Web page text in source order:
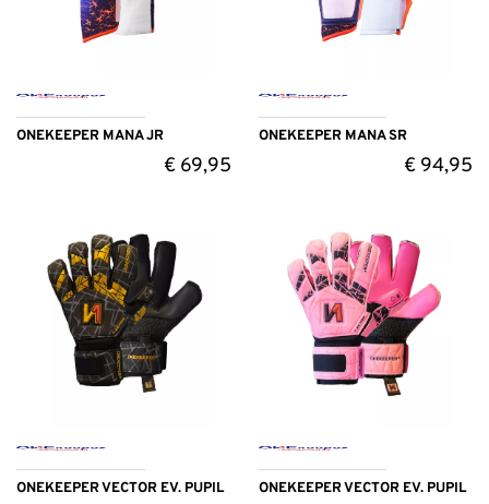
ONEKEEPER MANA JR
€69,95
ONEKEEPER MANA SR
€ 94,95
ONEKEEPER VECTOR EV. PUPIL ONEKEEPER VECTOR EV. PUPIL